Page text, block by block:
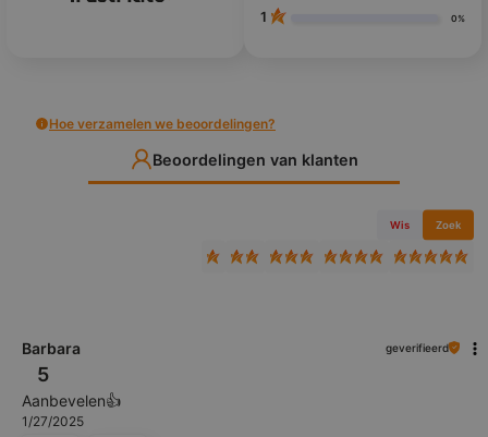
1 0%
Hoe verzamelen we beoordelingen?
Beoordelingen van klanten
Wis Zoek
Barbara geverifieerd
5
Aanbevelen👍️
1/27/2025